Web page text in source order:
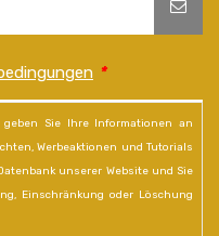
*
geben Sie Ihre Informationen an
Werbeaktionen und Tutorials
unserer Website und Sie
Einschränkung oder Löschung